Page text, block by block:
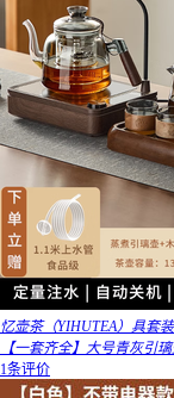
忆壶茶（YIHUTEA）具套
【一套齐全】大号青灰引
1条评价